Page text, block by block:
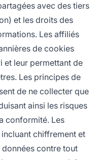
avec des tiers
et les droits des
Les affiliés
de cookies
et leur permettant de
Les principes de
de ne collecter que
ainsi les risques
conformité. Les
chiffrement et
contre tout